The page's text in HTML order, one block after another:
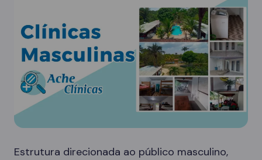
Estrutura direcionada ao público masculino,